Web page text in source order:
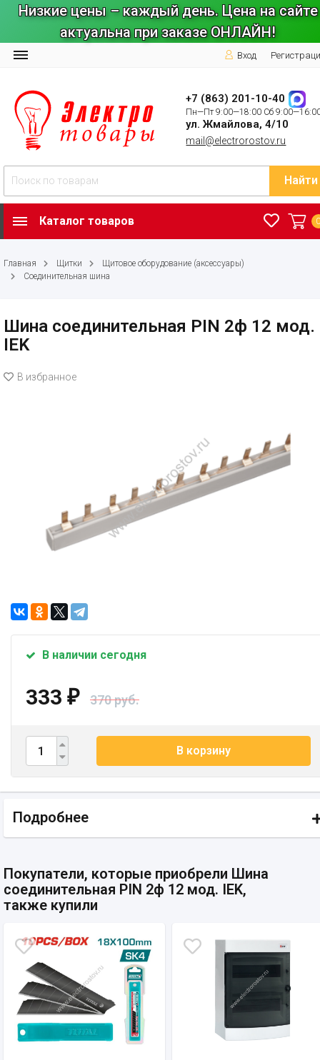
Низкие цены – каждый день. Цена на сайте
актуальна при заказе ОНЛАЙН!
Вход
+7 (863) 201-10-40
Пн—Пт 9:00—18:00 Сб
ул. Жмайлова, 4/10
mail@electrorostov.ru
Найти
Каталог товаров
Главная Щитки
Щитовое оборудование (аксессуары)
Соединительная шина
Шина соединительная PIN 2ф 12 мод.
IEK
В избранное
В наличии сегодня
333 ₽ 370 руб.
В корзину
Подробнее
Покупатели, которые приобрели Шина
соединительная PIN 2ф 12 мод. IEK,
также купили